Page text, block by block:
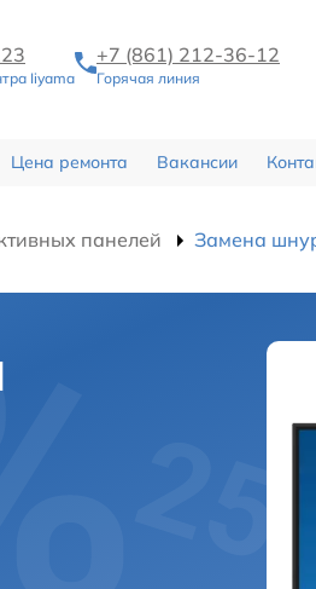
Iiyama
+7 (861) 212-36-12
Горячая линия
Цена ремонта Вакансии
панелей Замена